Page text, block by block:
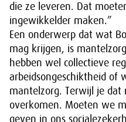
die ze leveren. Dat
ingewikkelder maken.”
Een onderwerp dat wat
mag krijgen, is
hebben wel collectieve
arbeidsongeschiktheid of
mantelzorg. Terwijl je dat
overkomen. Moeten we
geven in ons